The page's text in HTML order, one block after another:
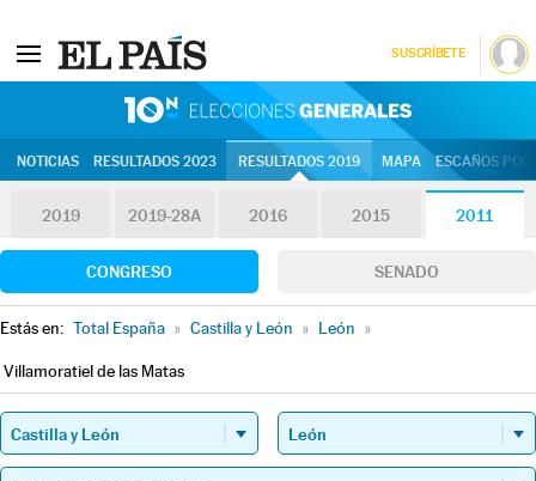
SUSCRÍBETE
NOTICIAS RESULTADOS 2023 RESULTADOS 2019 MAPA ESCAÑOS
2019 2019-28A 2016 2015 2011
CONGRESO SENADO
Estás en: Total España » Castilla y León » León »
Villamoratiel de las Matas